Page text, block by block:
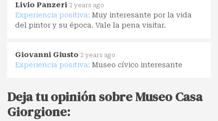
Livio Panzeri 2 years ago
Experiencia positiva: Muy interesante por la vida
del pintor y su época. Vale la pena visitar.
Giovanni Giusto 2 years ago
Experiencia positiva: Museo cívico interesante
Deja tu opinión sobre Museo Casa
Giorgione: